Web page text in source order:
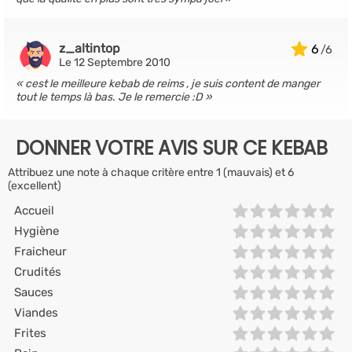
6
z_altintop
Le 12 Septembre 2010
cest le meilleure kebab de reims , je suis content de manger
tout le temps là bas. Je le remercie :D
DONNER VOTRE AVIS SUR CE KEBAB
Attribuez une note à chaque critère entre 1 (mauvais) et 6
(excellent)
Accueil
Hygiène
Fraicheur
Crudités
Sauces
Viandes
Frites